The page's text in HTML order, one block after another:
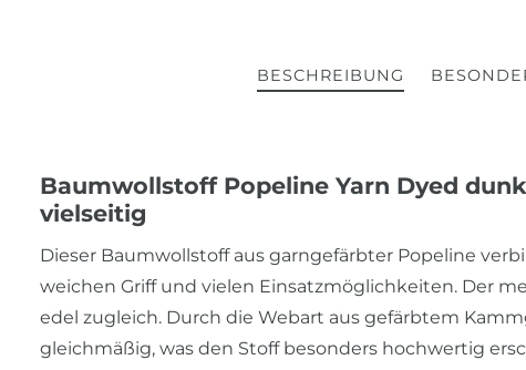
BESCHREIBUNG
Baumwollstoff Popeline Yarn Dyed
vielseitig
Dieser Baumwollstoff aus garngefärbter Popeline
weichen Griff und vielen Einsatzmöglichkeiten. Der
edel zugleich. Durch die Webart aus gefärbtem
gleichmäßig, was den Stoff besonders hochwertig